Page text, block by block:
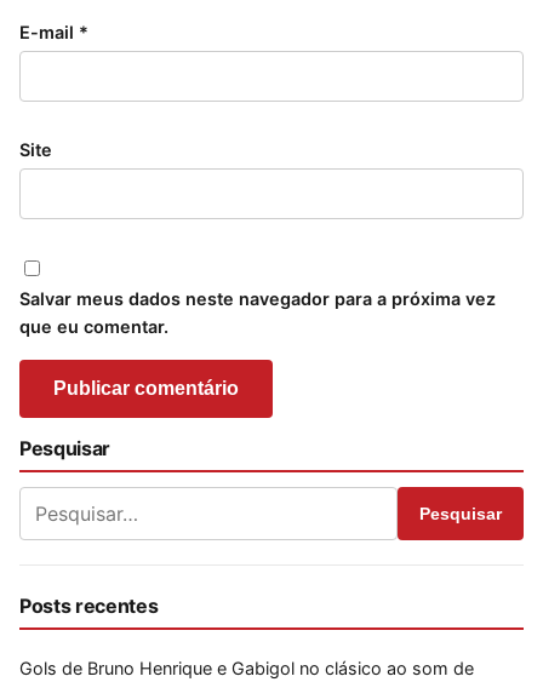
E-mail *
Site
Salvar meus dados neste navegador para a próxima vez
que eu comentar.
Pesquisar
Pesquisar
Posts recentes
Gols de Bruno Henrique e Gabigol no clásico ao som de